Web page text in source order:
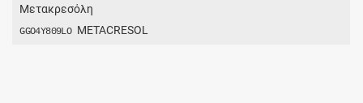
Μετακρεσόλη
GGO4Y809LO METACRESOL